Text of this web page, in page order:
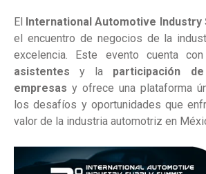
El International Automotive Industry
el encuentro de negocios de la
excelencia. Este evento cuenta con
asistentes y la participación
empresas y ofrece una plataforma
los desafíos y oportunidades que
valor de la industria automotriz en